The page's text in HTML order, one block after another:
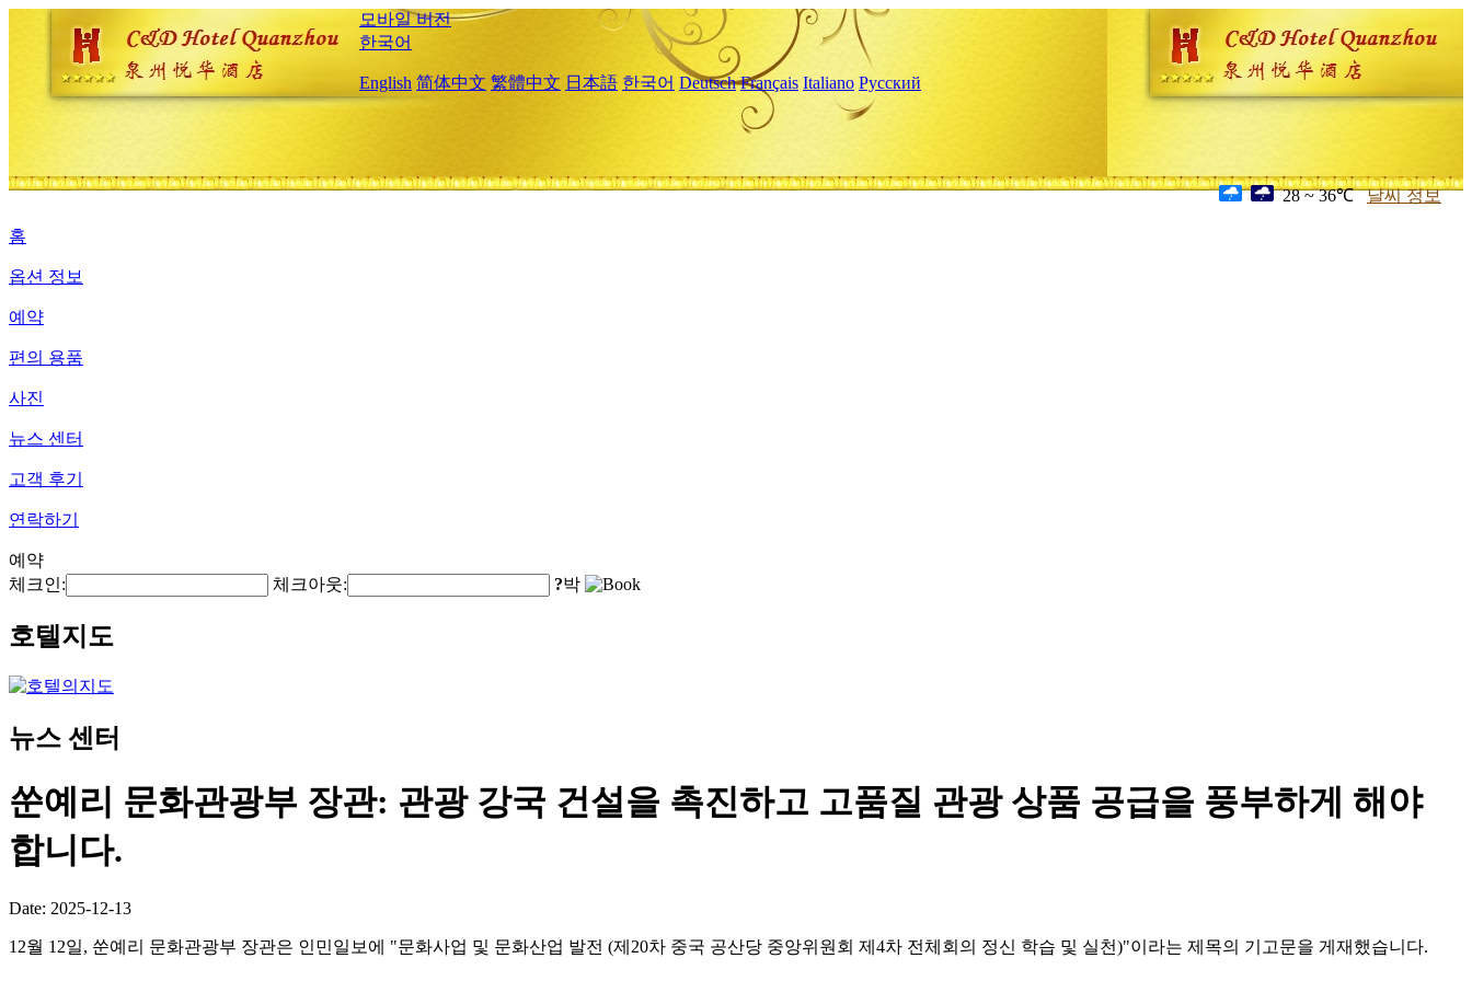
모바일 버전
한국어
English 简体中文 繁體中文 日本語 한국어 Deutsch Français Italiano Русский
28 ~ 36℃ 날씨 정보
홈
옵션 정보
예약
편의 용품
사진
뉴스 센터
고객 후기
연락하기
예약
체크인:
체크아웃: ?박
호텔지도
뉴스 센터
쑨예리 문화관광부 장관: 관광 강국 건설을 촉진하고 고품질 관광 상품 공급을 풍부하게 해야
합니다.
Date: 2025-12-13
12월 12일, 쑨예리 문화관광부 장관은 인민일보에 "문화사업 및 문화산업 발전 (제20차 중국 공산당 중앙위원회 제4차 전체회의 정신 학습 및 실천)"이라는 제목의 기고문을 게재했습니다.